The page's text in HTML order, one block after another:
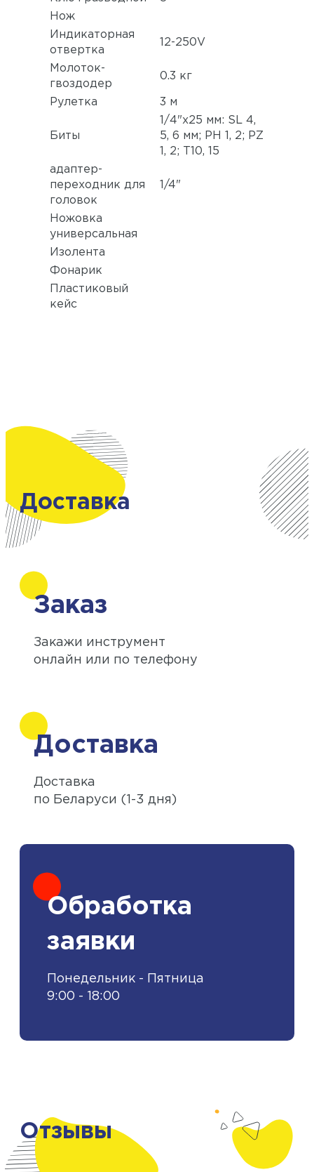
Нож
Индикаторная
отвертка
12-250V
Молоток-
гвоздодер
0.3 кг
Рулетка 3 м
Биты
1/4"х25 мм: SL 4,
5, 6 мм; PH 1, 2; PZ
1, 2; Т10, 15
адаптер-
переходник для
головок
1/4"
Ножовка
универсальная
Изолента
Фонарик
Пластиковый
кейс
Доставка
Заказ
Закажи инструмент
онлайн или по телефону
Доставка
Доставка
по Беларуси (1-3 дня)
Обработка
заявки
Понедельник - Пятница
9:00 - 18:00
Отзывы